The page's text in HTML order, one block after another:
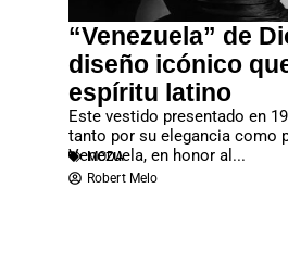
“Venezuela” de
diseño icónico
espíritu latino
Este vestido presentado en
tanto por su elegancia como
Venezuela, en honor al...
MODA
Robert Melo